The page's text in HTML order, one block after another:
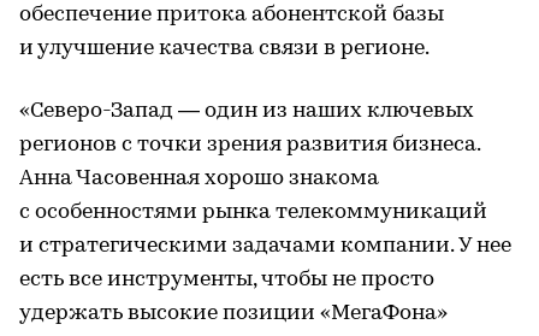
обеспечение притока абонентской базы
и улучшение качества связи в регионе.
«Северо-Запад — один из наших ключевых
регионов с точки зрения развития бизнеса.
Анна Часовенная хорошо знакома
с особенностями рынка телекоммуникаций
и стратегическими задачами компании. У нее
есть все инструменты, чтобы не просто
удержать высокие позиции «МегаФона»